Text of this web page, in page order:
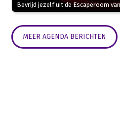
Bevrijd jezelf uit de Escaperoom
MEER AGENDA BERICHTEN